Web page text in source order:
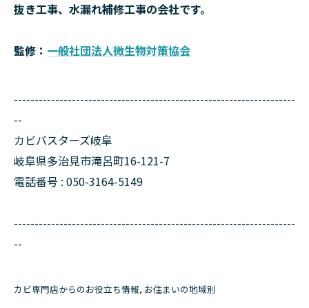
抜き工事、水漏れ補修工事の会社です。
監修： 一般社団法人微生物対策協会
--------------------------------------------------------------------
--
カビバスターズ岐阜
岐阜県多治見市滝呂町16-121-7
電話番号 : 050-3164-5149
--------------------------------------------------------------------
--
カビ専門店からのお役立ち情報 お住まいの地域別